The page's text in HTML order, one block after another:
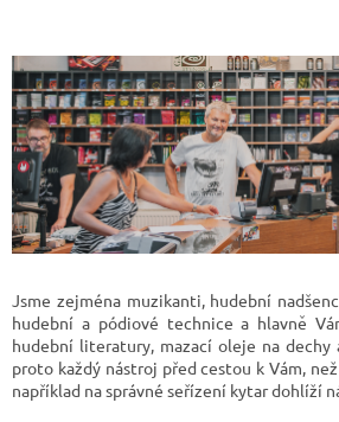
Jsme zejména muzikanti, hudební
hudební a pódiové technice a hlavně
hudební literatury, mazací oleje na dechy
proto každý nástroj před cestou k Vám,
například na správné seřízení kytar dohlíží